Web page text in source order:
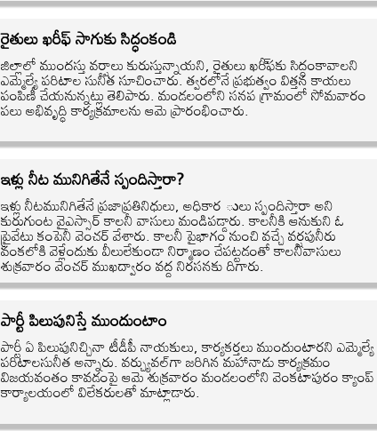
రైతులు ఖరీఫ్‌ సాగుకు సిద్ధంకండి
జిల్లాలో ముందస్తు వర్షాలు కురుస్తున్నాయని, రైతులు ఖరీ్‌ఫకు సిద్ధంకావాలని
ఎమ్మెల్యే పరిటాల సునీత సూచించారు. త్వరలోనే ప్రభుత్వం విత్తన కాయలు
పంపిణీ చేయనున్నట్లు తెలిపారు. మండలంలోని సనప గ్రామంలో సోమవారం
పలు అభివృద్ధి కార్యక్రమాలను ఆమె ప్రారంభించారు.
ఇళ్లు నీట మునిగితేనే స్పందిస్తారా?
ఇళ్లు నీటమునిగితేనే ప్రజాప్రతినిధులు, అధికార ులు స్పందిస్తారా అని
కురుగుంట వైఎస్సార్‌ కాలనీ వాసులు మండిపడ్డారు. కాలనీకి ఆనుకుని ఓ
ప్రైవేటు కంపెనీ వెంచర్‌ వేశారు. కాలనీ పైభాగం నుంచి వచ్చే వర్షపునీరు
వంకలోకి వెళ్లేందుకు వీలులేకుండా నిర్మాణం చేపట్టడంతో కాలనీవాసులు
శుక్రవారం వెంచర్‌ ముఖద్వారం వద్ద నిరసనకు దిగారు.
పార్టీ పిలుపునిస్తే ముందుంటాం
పార్టీ ఏ పిలుపునిచ్చినా టీడీపీ నాయకులు, కార్యకర్తలు ముందుంటారని ఎమ్మెల్యే
పరిటాలసునీత అన్నారు. వర్చ్యువల్‌గా జరిగిన మహానాడు కార్యక్రమం
విజయవంతం కావడంపై ఆమె శుక్రవారం మండలంలోని వెంకటాపురం క్యాంప్‌
కార్యాలయంలో విలేకరులతో మాట్లాడారు.